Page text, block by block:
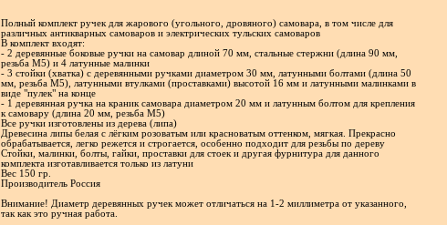
Полный комплект ручек для жарового (угольного, дровяного) самовара, в том числе для
различных антикварных самоваров и электрических тульских самоваров
В комплект входят:
- 2 деревянные боковые ручки на самовар длиной 70 мм, стальные стержни (длина 90 мм,
резьба М5) и 4 латунные малинки
- 3 стойки (хватка) с деревянными ручками диаметром 30 мм, латунными болтами (длина 50
мм, резьба М5), латунными втулками (проставками) высотой 16 мм и латунными малинками в
виде "пулек" на конце
- 1 деревянная ручка на краник самовара диаметром 20 мм и латунным болтом для крепления
к самовару (длина 20 мм, резьба М5)
Все ручки изготовлены из дерева (липа)
Древесина липы белая с лёгким розоватым или красноватым оттенком, мягкая. Прекрасно
обрабатывается, легко режется и строгается, особенно подходит для резьбы по дереву
Стойки, малинки, болты, гайки, проставки для стоек и другая фурнитура для данного
комплекта изготавливается только из латуни
Вес 150 гр.
Производитель Россия
Внимание! Диаметр деревянных ручек может отличаться на 1-2 миллиметра от указанного,
так как это ручная работа.